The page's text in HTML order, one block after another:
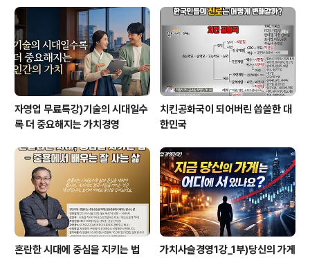
자영업 무료특강)기술의 시대일수
록 더 중요해지는 가치경영
치킨공화국이 되어버린 씁쓸한 대
한민국
혼란한 시대에 중심을 지키는 법
가치사슬경영1강_1부)당신의 가게